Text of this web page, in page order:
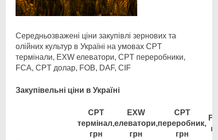
Середньозважені ціни закупівлі зернових та
олійних культур в Україні на умовах CPT
термінали, EXW елеватори, CPT переробники,
FCA, CPT долар, FOB, DAF, CIF
Закупівельні ціни в Україні
CPT
термінал,
грн
EXW
елеватори,
грн
CPT
переробник,
грн